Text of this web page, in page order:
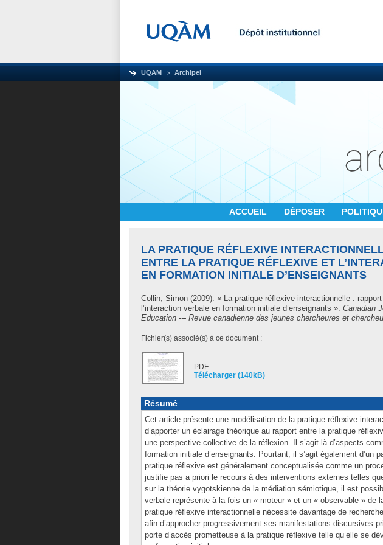
UQAM Archipel
ACCUEIL DÉPOSER
LA PRATIQUE RÉFLEXIVE
ENTRE LA PRATIQUE RÉFLEXIVE ET
EN FORMATION INITIALE D’ENSEIGNANTS
Collin, Simon (2009). « La pratique réflexive interactionnelle :
l’interaction verbale en formation initiale d’enseignants ». Canadian
Education --- Revue canadienne des jeunes chercheures et
Fichier(s) associé(s) à ce document :
PDF
Télécharger (140kB)
Résumé
Cet article présente une modélisation de la pratique réflexive
d’apporter un éclairage théorique au rapport entre la pratique
une perspective collective de la réflexion. Il s’agit-là d’aspects
formation initiale d’enseignants. Pourtant, il s’agit également d’un
pratique réflexive est généralement conceptualisée comme un
justifie pas a priori le recours à des interventions externes telles
sur la théorie vygotskienne de la médiation sémiotique, il est
verbale représente à la fois un « moteur » et un « observable » de
pratique réflexive interactionnelle nécessite davantage de
afin d’approcher progressivement ses manifestations discursives
porte d’accès prometteuse à la pratique réflexive telle qu’elle se